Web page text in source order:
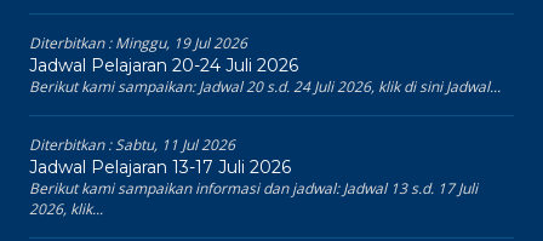
Diterbitkan :Minggu, 19 Jul 2026
Jadwal Pelajaran 20-24 Juli 2026
Berikut kami sampaikan: Jadwal 20 s.d. 24 Juli 2026, klik di sini Jadwal...
Diterbitkan :Sabtu, 11 Jul 2026
Jadwal Pelajaran 13-17 Juli 2026
Berikut kami sampaikan informasi dan jadwal: Jadwal 13 s.d. 17 Juli
2026, klik...